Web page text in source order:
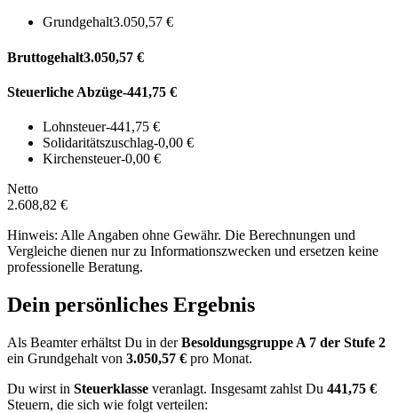
Grundgehalt3.050,57 €
Bruttogehalt3.050,57 €
Steuerliche Abzüge-441,75 €
Lohnsteuer-441,75 €
Solidaritätszuschlag-0,00 €
Kirchensteuer-0,00 €
Netto
2.608,82 €
Hinweis: Alle Angaben ohne Gewähr. Die Berechnungen und
Vergleiche dienen nur zu Informationszwecken und ersetzen keine
professionelle Beratung.
Dein persönliches Ergebnis
Als Beamter erhältst Du in derBesoldungsgruppe A 7 der Stufe 2
ein Grundgehalt von 3.050,57 € pro Monat.
Du wirst in Steuerklasse veranlagt. Insgesamt zahlst Du 441,75 €
Steuern, die sich wie folgt verteilen: